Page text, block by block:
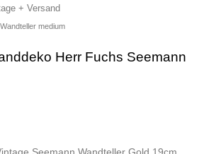
Wandteller medium
Herr Fuchs Seemann
+ Versand